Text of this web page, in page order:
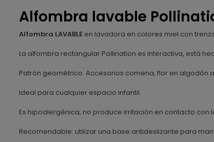
Alfombra lavable
Alfombra LAVABLE en lavadora en colores miel con
La alfombra rectangular Pollination es interactiva, está
Patrón geométrico. Accesorios comena, flor en algodón
Ideal para cualquier espacio infantil.
Es hipoalergénica, no produce irritación en contacto
Recomendable: utilizar una base antideslizante para